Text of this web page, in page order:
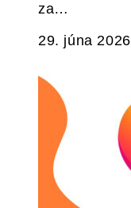
za…
29. júna 2026